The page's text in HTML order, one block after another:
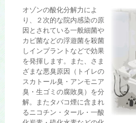
オゾンの酸化分解力によ
り、２次的な院内感染の原
因とされている一般細菌や
カビ菌などの浮遊菌を殺菌
しインプラントなどで効果
を発揮します。また、さま
ざまな悪臭原因（トイレの
スカトール臭・アンモニア
臭・生ゴミの腐敗臭）を分
解。またタバコ煙に含まれ
るニコチン・タール・一酸